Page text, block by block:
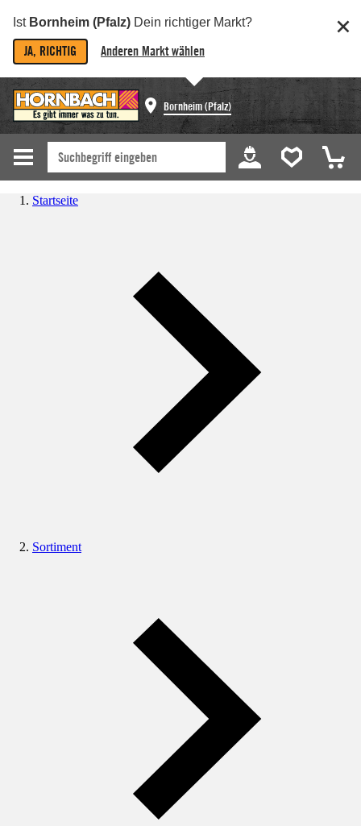
Ist Bornheim (Pfalz) Dein richtiger Markt?
JA, RICHTIG Anderen Markt wählen
Bornheim (Pfalz)
Startseite
Sortiment